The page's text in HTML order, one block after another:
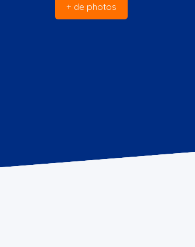
+ de photos